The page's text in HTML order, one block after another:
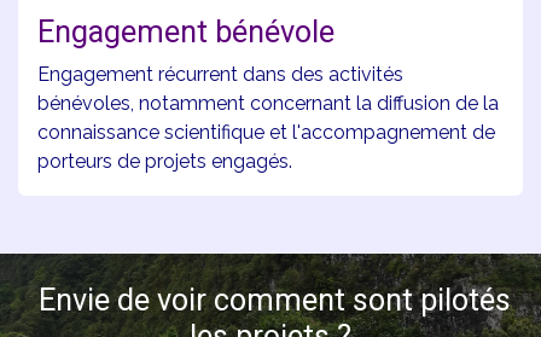
Engagement bénévole
Engagement récurrent dans des activités
bénévoles, notamment concernant la diffusion de la
connaissance scientifique et l'accompagnement de
porteurs de projets engagés.
Envie de voir comment sont pilotés